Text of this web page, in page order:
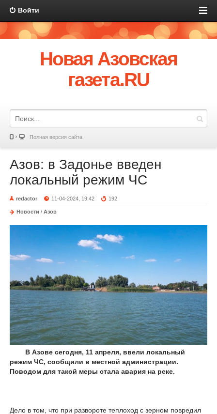
Войти
Новая Азовская
газета.RU
Полная версия сайта
Азов: в Задонье введен
локальный режим ЧС
redactor 11-04-2024, 19:42 192
Новости / Азов
В Азове сегодня, 11 апреля, ввели локальный
режим ЧС, сообщили в местной администрации.
Поводом для такой меры стала авария на реке.
Дело в том, что при развороте теплоход с зерном повредил